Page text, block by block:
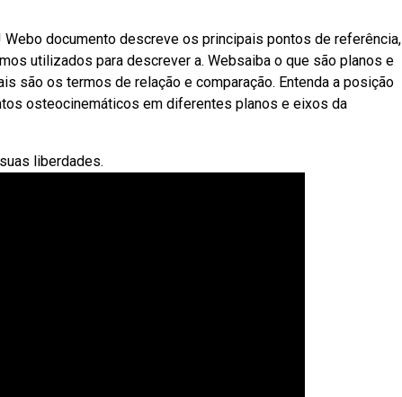
documento descreve os principais pontos de referência,
utilizados para descrever a. Websaiba o que são planos e
são os termos de relação e comparação. Entenda a posição
osteocinemáticos em diferentes planos e eixos da
liberdades.